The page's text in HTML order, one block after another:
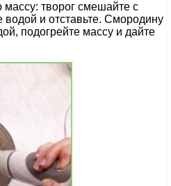
массу: творог смешайте с
водой и отставьте. Смородину
подогрейте массу и дайте